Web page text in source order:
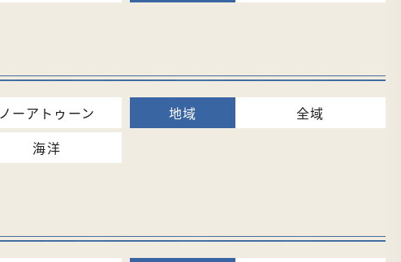
ノーアトゥーン
全域
海洋